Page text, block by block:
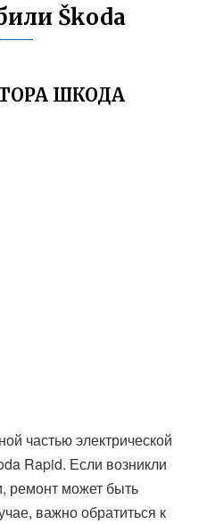
Škoda
ШКОДА
частью электрической
Rapid. Если возникли
ремонт может быть
важно обратиться к